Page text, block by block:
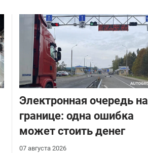
Электронная очередь на
границе: одна ошибка
может стоить денег
07 августа 2026